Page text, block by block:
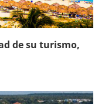
de su turismo,